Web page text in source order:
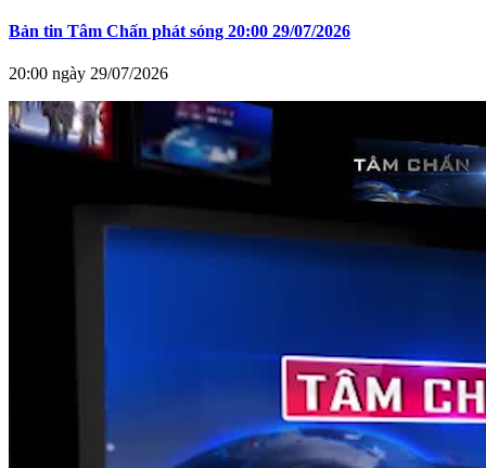
Bản tin Tâm Chấn phát sóng 20:00 29/07/2026
20:00 ngày 29/07/2026